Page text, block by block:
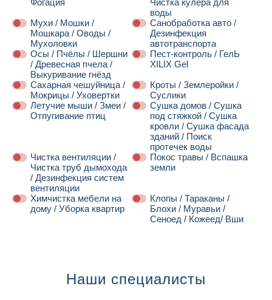
Фогация
Чистка кулера для
воды
Мухи / Мошки /
Мошкара / Оводы /
Мухоловки
Санобработка авто /
Дезинфекция
автотранспорта
Осы / Пчёлы / Шершни
/ Древесная пчела /
Выкуривание гнёзд
Пест-контроль / ГелЬ
XILIX Gel
Сахарная чешуйница /
Мокрицы / Уховертки
Кроты / Землеройки /
Суслики
Летучие мыши / Змеи /
Отпугивание птиц
Сушка домов / Сушка
под стяжкой / Сушка
кровли / Сушка фасада
зданий / Поиск
протечек воды
Чистка вентиляции /
Чистка труб дымохода
/ Дезинфекция систем
вентиляции
Покос травы / Вспашка
земли
Химчистка мебели на
дому / Уборка квартир
Клопы / Тараканы /
Блохи / Муравьи /
Сеноед / Кожеед/ Вши
Наши специалисты